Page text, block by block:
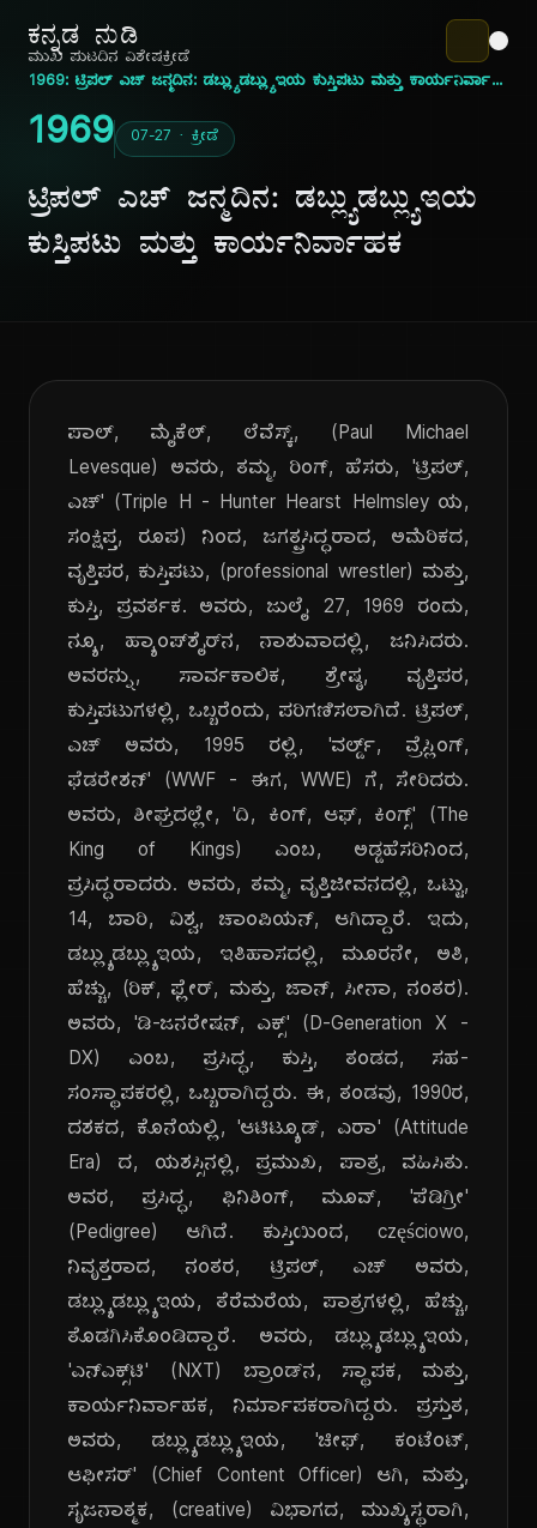
ಕನ್ನಡ ನುಡಿ
ಮುಖ ಪುಟದಿನ ವಿಶೇಷಕ್ರೀಡೆ
1969: ಟ್ರಿಪಲ್ ಎಚ್ ಜನ್ಮದಿನ: ಡಬ್ಲ್ಯುಡಬ್ಲ್ಯುಇಯ ಕುಸ್ತಿಪಟು ಮತ್ತು ಕಾರ್ಯನಿರ್ವಾಹಕ
1969 07-27 · ಕ್ರೀಡೆ
ಟ್ರಿಪಲ್ ಎಚ್ ಜನ್ಮದಿನ: ಡಬ್ಲ್ಯುಡಬ್ಲ್ಯುಇಯ
ಕುಸ್ತಿಪಟು ಮತ್ತು ಕಾರ್ಯನಿರ್ವಾಹಕ
ಪಾಲ್, ಮೈಕೆಲ್, ಲೆವೆಸ್ಕ್, (Paul Michael
Levesque) ಅವರು, ತಮ್ಮ, ರಿಂಗ್, ಹೆಸರು, 'ಟ್ರಿಪಲ್,
ಎಚ್' (Triple H - Hunter Hearst Helmsley ಯ,
ಸಂಕ್ಷಿಪ್ತ, ರೂಪ) ನಿಂದ, ಜಗತ್ಪ್ರಸಿದ್ಧರಾದ, ಅಮೆರಿಕದ,
ವೃತ್ತಿಪರ, ಕುಸ್ತಿಪಟು, (professional wrestler) ಮತ್ತು,
ಕುಸ್ತಿ, ಪ್ರವರ್ತಕ. ಅವರು, ಜುಲೈ 27, 1969 ರಂದು,
ನ್ಯೂ, ಹ್ಯಾಂಪ್‌ಶೈರ್‌ನ, ನಾಶುವಾದಲ್ಲಿ, ಜನಿಸಿದರು.
ಅವರನ್ನು, ಸಾರ್ವಕಾಲಿಕ, ಶ್ರೇಷ್ಠ, ವೃತ್ತಿಪರ,
ಕುಸ್ತಿಪಟುಗಳಲ್ಲಿ, ಒಬ್ಬರೆಂದು, ಪರಿಗಣಿಸಲಾಗಿದೆ. ಟ್ರಿಪಲ್,
ಎಚ್ ಅವರು, 1995 ರಲ್ಲಿ, 'ವರ್ಲ್ಡ್, ವ್ರೆಸ್ಲಿಂಗ್,
ಫೆಡರೇಶನ್' (WWF - ಈಗ, WWE) ಗೆ, ಸೇರಿದರು.
ಅವರು, ಶೀಘ್ರದಲ್ಲೇ, 'ದಿ, ಕಿಂಗ್, ಆಫ್, ಕಿಂಗ್ಸ್' (The
King of Kings) ಎಂಬ, ಅಡ್ಡಹೆಸರಿನಿಂದ,
ಪ್ರಸಿದ್ಧರಾದರು. ಅವರು, ತಮ್ಮ, ವೃತ್ತಿಜೀವನದಲ್ಲಿ, ಒಟ್ಟು,
14, ಬಾರಿ, ವಿಶ್ವ, ಚಾಂಪಿಯನ್, ಆಗಿದ್ದಾರೆ. ಇದು,
ಡಬ್ಲ್ಯುಡಬ್ಲ್ಯುಇಯ, ಇತಿಹಾಸದಲ್ಲಿ, ಮೂರನೇ, ಅತಿ,
ಹೆಚ್ಚು, (ರಿಕ್, ಫ್ಲೇರ್, ಮತ್ತು, ಜಾನ್, ಸೀನಾ, ನಂತರ).
ಅವರು, 'ಡಿ-ಜನರೇಷನ್, ಎಕ್ಸ್' (D-Generation X -
DX) ಎಂಬ, ಪ್ರಸಿದ್ಧ, ಕುಸ್ತಿ, ತಂಡದ, ಸಹ-
ಸಂಸ್ಥಾಪಕರಲ್ಲಿ, ಒಬ್ಬರಾಗಿದ್ದರು. ಈ, ತಂಡವು, 1990ರ,
ದಶಕದ, ಕೊನೆಯಲ್ಲಿ, 'ಆಟಿಟ್ಯೂಡ್, ಎರಾ' (Attitude
Era) ದ, ಯಶಸ್ಸಿನಲ್ಲಿ, ಪ್ರಮುಖ, ಪಾತ್ರ, ವಹಿಸಿತು.
ಅವರ, ಪ್ರಸಿದ್ಧ, ಫಿನಿಶಿಂಗ್, ಮೂವ್, 'ಪೆಡಿಗ್ರೀ'
(Pedigree) ಆಗಿದೆ. ಕುಸ್ತಿಯಿಂದ, częściowo,
ನಿವೃತ್ತರಾದ, ನಂತರ, ಟ್ರಿಪಲ್, ಎಚ್ ಅವರು,
ಡಬ್ಲ್ಯುಡಬ್ಲ್ಯುಇಯ, ತೆರೆಮರೆಯ, ಪಾತ್ರಗಳಲ್ಲಿ, ಹೆಚ್ಚು,
ತೊಡಗಿಸಿಕೊಂಡಿದ್ದಾರೆ. ಅವರು, ಡಬ್ಲ್ಯುಡಬ್ಲ್ಯುಇಯ,
'ಎನ್‌ಎಕ್ಸ್‌ಟಿ' (NXT) ಬ್ರಾಂಡ್‌ನ, ಸ್ಥಾಪಕ, ಮತ್ತು,
ಕಾರ್ಯನಿರ್ವಾಹಕ, ನಿರ್ಮಾಪಕರಾಗಿದ್ದರು. ಪ್ರಸ್ತುತ,
ಅವರು, ಡಬ್ಲ್ಯುಡಬ್ಲ್ಯುಇಯ, 'ಚೀಫ್, ಕಂಟೆಂಟ್,
ಆಫೀಸರ್' (Chief Content Officer) ಆಗಿ, ಮತ್ತು,
ಸೃಜನಾತ್ಮಕ, (creative) ವಿಭಾಗದ, ಮುಖ್ಯಸ್ಥರಾಗಿ,